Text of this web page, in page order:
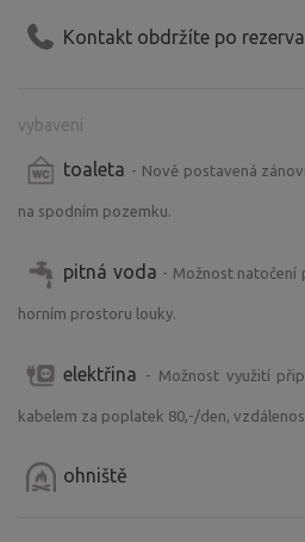
Kontakt obdržíte po
vybavení
toaleta - Nově postavená
na spodním pozemku.
pitná voda - Možnost natočení
horním prostoru louky.
elektřina - Možnost využití
kabelem za poplatek 80,-/den,
ohniště